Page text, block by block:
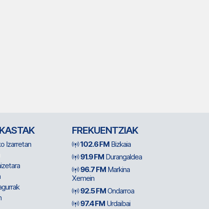
Izarretan
FREKUENTZIAK
102.6 FM Bizkaia
91.9 FM Durangaldea
96.7 FM Markina
Xemein
92.5 FMOndarroa
97.4 FM Urdaibai